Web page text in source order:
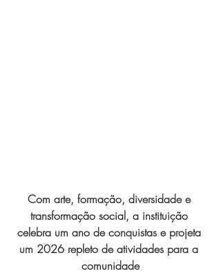
Projeto abre inscrições para
formar grupo de teatro cristão
Com arte, formação, diversidade e
transformação social, a instituição
celebra um ano de conquistas e projeta
um 2026 repleto de atividades para a
comunidade